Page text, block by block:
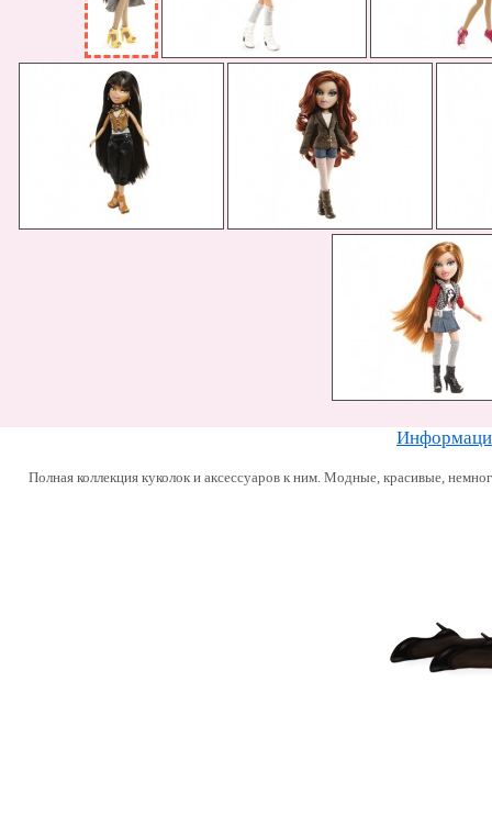
Полная коллекция куколок и аксессуаров к ним. Модные, красивые,